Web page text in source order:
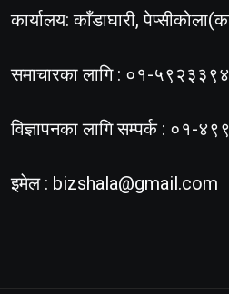
कार्यालय: काँडाघारी,
समाचारका लागि : ०१-
विज्ञापनका लागि सम्पर्क :
इमेल : bizshala@gmail.com